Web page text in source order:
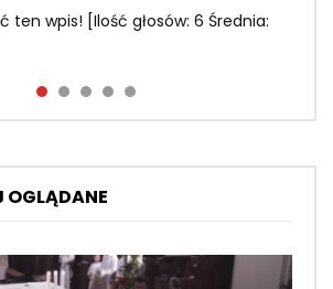
ten wpis! [Ilość głosów: 6 Średnia:
ten wpis! [Ilość głosów: 2 Średnia: 3]
ten wpis! [Ilość głosów: 3 Średnia:
ten wpis! [Ilość głosów: 2 Średnia: 3]
ten wpis! [Ilość głosów: 1 Średnia: 1]
OGLĄDANE